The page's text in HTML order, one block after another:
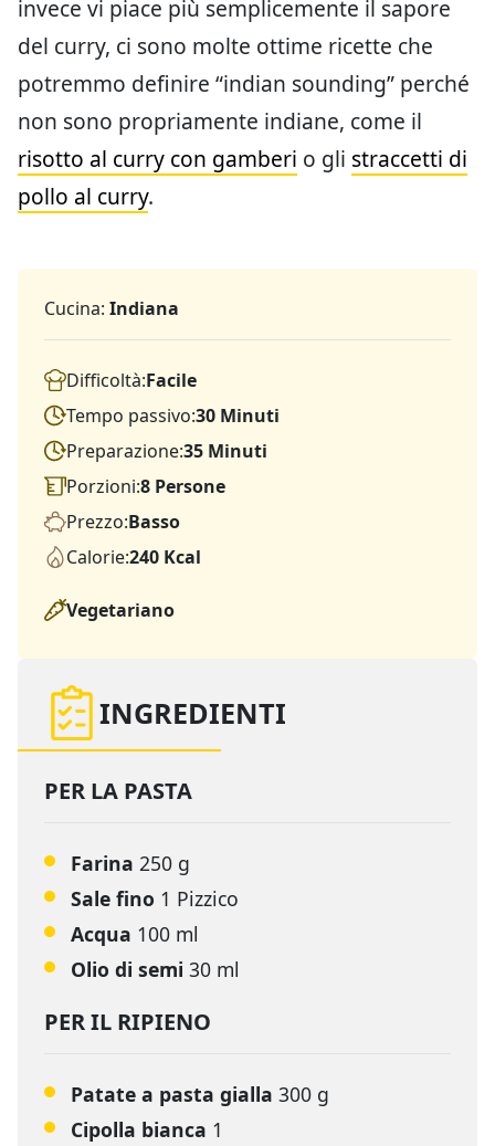
invece vi piace più semplicemente il sapore
del curry, ci sono molte ottime ricette che
potremmo definire “indian sounding” perché
non sono propriamente indiane, come il
risotto al curry con gamberi o gli straccetti di
pollo al curry.
Cucina: Indiana
Difficoltà:Facile
Tempo passivo:30 Minuti
Preparazione:35 Minuti
Porzioni:8 Persone
Prezzo:Basso
Calorie:240 Kcal
Vegetariano
INGREDIENTI
PER LA PASTA
Farina 250 g
Sale fino 1 Pizzico
Acqua 100 ml
Olio di semi 30 ml
PER IL RIPIENO
Patate a pasta gialla 300 g
Cipolla bianca 1